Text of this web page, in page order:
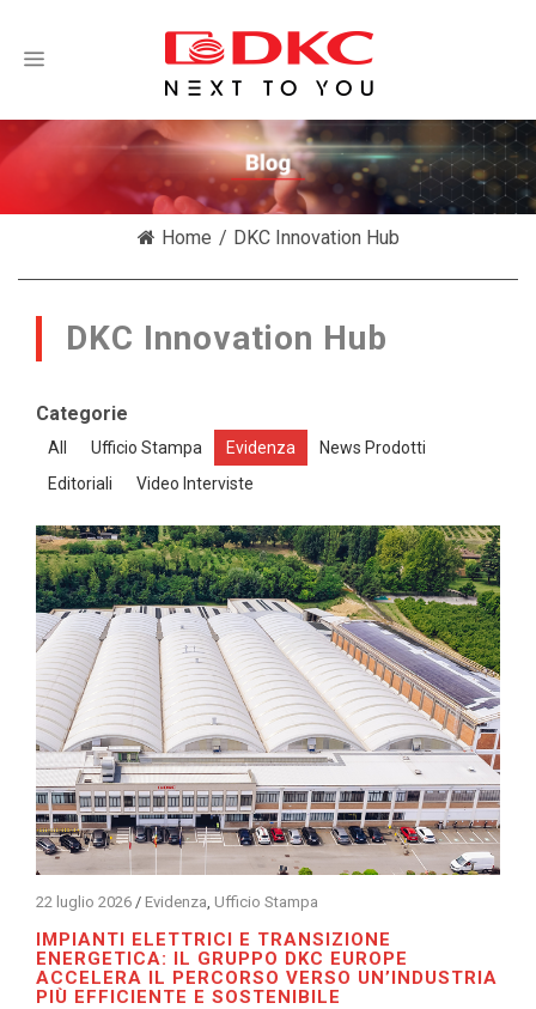
Home / DKC Innovation Hub
DKC Innovation Hub
Categorie
All Ufficio Stampa Evidenza
News Prodotti
Editoriali
Video Interviste
22 luglio 2026 / Evidenza Ufficio Stampa
IMPIANTI ELETTRICI E TRANSIZIONE
ENERGETICA: IL GRUPPO DKC EUROPE
ACCELERA IL PERCORSO VERSO UN’INDUSTRIA
PIÙ EFFICIENTE E SOSTENIBILE